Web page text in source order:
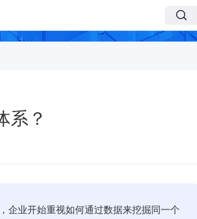
系？
企业开始重视如何通过数据来挖掘同一个